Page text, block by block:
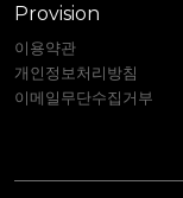
Provision
이용약관
개인정보처리방침
이메일무단수집거부